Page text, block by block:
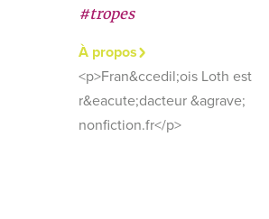
#tropes
À propos
<p>Fran&ccedil;ois Loth est
r&eacute;dacteur &agrave;
nonfiction.fr</p>